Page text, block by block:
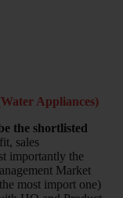
Appliances)
the shortlisted
sales
importantly the
Market
most import one)